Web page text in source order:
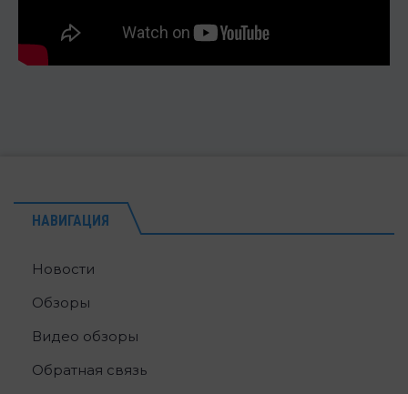
НАВИГАЦИЯ
Новости
Обзоры
Видео обзоры
Обратная связь